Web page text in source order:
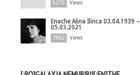
8270 Views
Enache Alina Ilinca 03.04.1939 –
05.03.2021
7862 Views